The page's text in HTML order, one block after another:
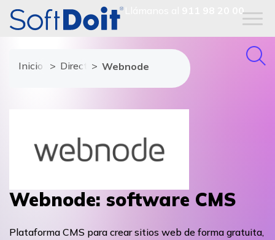
911 98 20 00
Inicio Directorio de proveedores
Webnode
Webnode: software CMS
Plataforma CMS para crear sitios web de forma gratuita,